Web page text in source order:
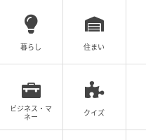
［出演者］永野、芝大輔
［番組URL］
https://
暮らし 住まい
ビジネス・マ
ネー
クイズ